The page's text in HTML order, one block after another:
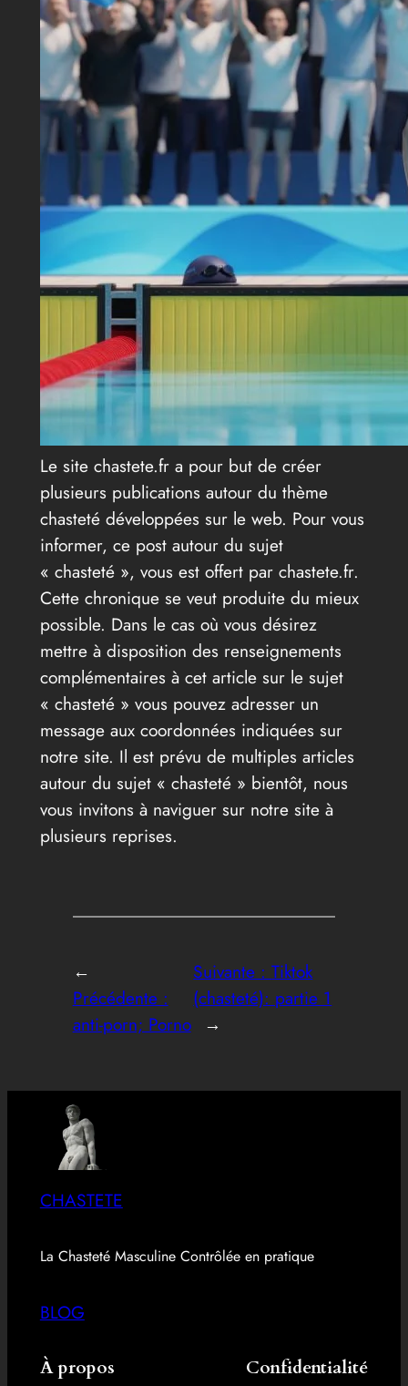
Le site chastete.fr a pour but de créer
plusieurs publications autour du thème
chasteté développées sur le web. Pour vous
informer, ce post autour du sujet
« chasteté », vous est offert par chastete.fr.
Cette chronique se veut produite du mieux
possible. Dans le cas où vous désirez
mettre à disposition des renseignements
complémentaires à cet article sur le sujet
« chasteté » vous pouvez adresser un
message aux coordonnées indiquées sur
notre site. Il est prévu de multiples articles
autour du sujet « chasteté » bientôt, nous
vous invitons à naviguer sur notre site à
plusieurs reprises.
←
Précédente :
anti-porn; Porno
Suivante :Tiktok
(chasteté): partie 1
→
CHASTETE
La Chasteté Masculine Contrôlée en pratique
BLOG
À propos Confidentialité